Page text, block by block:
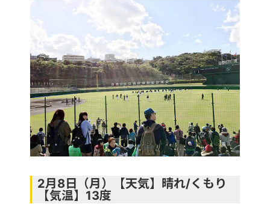
2月8日（月）【天気】晴れ/くもり
【気温】13度